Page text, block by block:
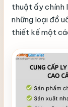
thuật ấy chính
những loại đồ
thiết kế một